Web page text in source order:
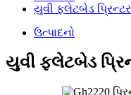
યુવી ફ્લેટબેડ પ્રિન્ટર
ઉત્પાદનો
યુવી ફ્લેટબેડ